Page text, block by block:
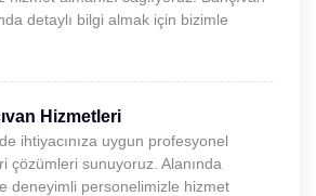
detaylı bilgi almak için bizimle
Hizmetleri
ihtiyacınıza uygun profesyonel
çözümleri sunuyoruz. Alanında
deneyimli personelimizle hizmet